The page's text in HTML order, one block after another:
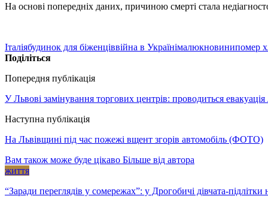
На основі попередніх даних, причиною смерті стала
Італіябудинок для біженціввійна в Українімалюкновинипомер
Поділіться
Попередня публікація
У Львові замінування торгових центрів: проводиться
Наступна публікація
На Львівщині під час пожежі вщент згорів автомобіль (ФОТО)
Вам також може буде цікаво Більше від автора
життя
“Заради переглядів у сомережах”: у Дрогобичі дівчата-